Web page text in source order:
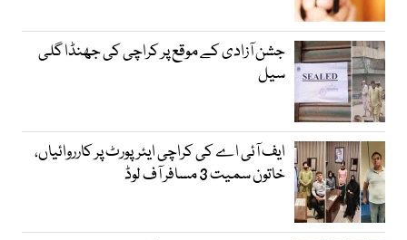
جشن آزادی کے موقع پر کراچی کی جھنڈا گلی
سیل
ایف آئی اے کی کراچی ایئرپورٹ پر کارروائیاں،
خاتون سمیت 3 مسافر آف لوڈ